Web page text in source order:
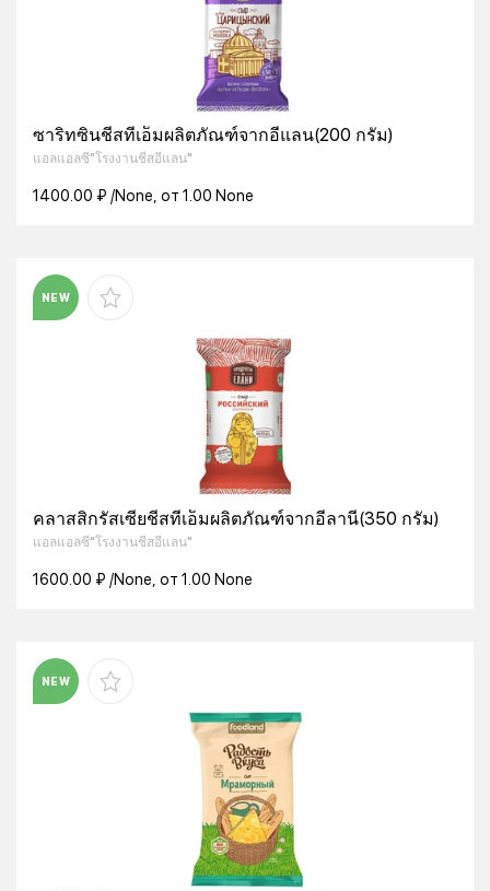
ซาริทซินชีสทีเอ็มผลิตภัณฑ์จากอีแลน(200 กรัม)
แอลแอลซี"โรงงานชีสอีแลน"
1400.00 ₽ /None, от 1.00 None
NEW
คลาสสิกรัสเซียชีสทีเอ็มผลิตภัณฑ์จากอีลานี่(350 กรัม)
แอลแอลซี"โรงงานชีสอีแลน"
1600.00 ₽ /None, от 1.00 None
NEW